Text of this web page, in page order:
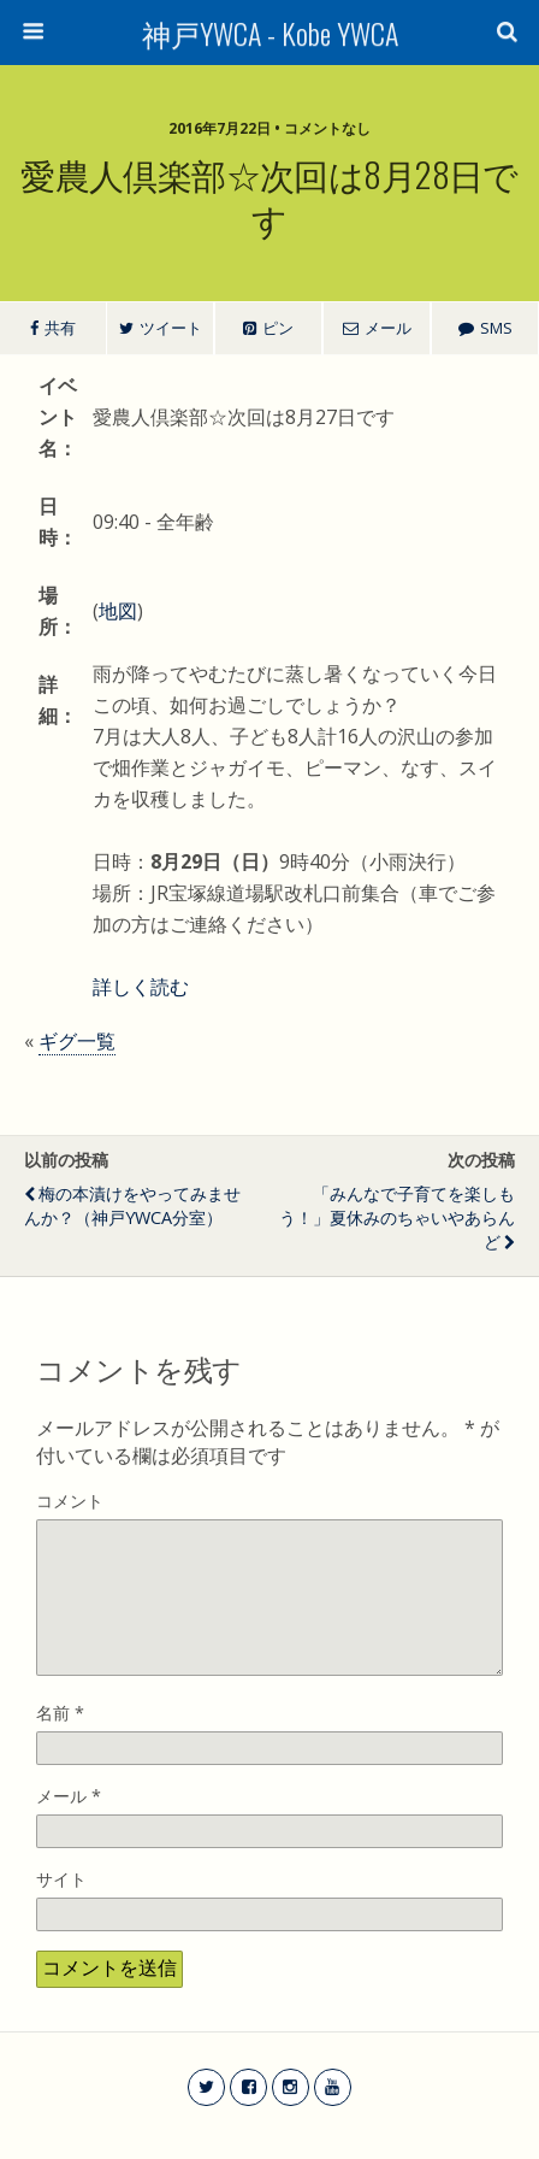
神戸YWCA - Kobe YWCA
2016年7月22日 • コメントなし
愛農人倶楽部☆次回は8月28日で
す
共有 ツイート ピン メール SMS
イベ
ント
名：
愛農人倶楽部☆次回は8月27日です
日
時：
09:40 - 全年齢
場
所：
(地図)
詳
細：
雨が降ってやむたびに蒸し暑くなっていく今日
この頃、如何お過ごしでしょうか？
7月は大人8人、子ども8人計16人の沢山の参加
で畑作業とジャガイモ、ピーマン、なす、スイ
カを収穫しました。
日時： 8月29日（日） 9時40分（小雨決行）
場所：JR宝塚線道場駅改札口前集合（車でご参
加の方はご連絡ください）
詳しく読む
« ギグ一覧
以前の投稿
梅の本漬けをやってみませ
んか？（神戸YWCA分室）
次の投稿
「みんなで子育てを楽しも
う！」夏休みのちゃいやあらん
ど
コメントを残す
メールアドレスが公開されることはありません。 * が
付いている欄は必須項目です
コメント
名前 *
メール *
サイト